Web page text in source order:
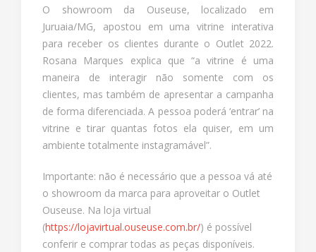
O showroom da Ouseuse, localizado em
Juruaia/MG, apostou em uma vitrine interativa
para receber os clientes durante o Outlet 2022.
Rosana Marques explica que “a vitrine é uma
maneira de interagir não somente com os
clientes, mas também de apresentar a campanha
de forma diferenciada. A pessoa poderá ‘entrar’ na
vitrine e tirar quantas fotos ela quiser, em um
ambiente totalmente instagramável”.
Importante: não é necessário que a pessoa vá até
o showroom da marca para aproveitar o Outlet
Ouseuse. Na loja virtual
(https://lojavirtual.ouseuse.com.br/) é possível
conferir e comprar todas as peças disponíveis.